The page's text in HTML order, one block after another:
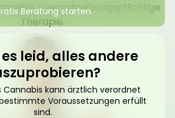
– verschreibungspflichtige
Therapie.
Beratung starten
es leid, alles andere
Cannabis kann ärztlich verordnet
Voraussetzungen erfüllt
sind.